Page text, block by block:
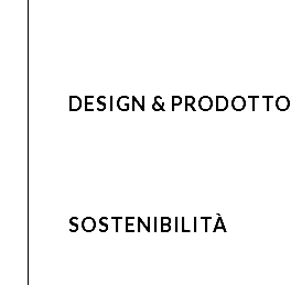
DESIGN & PRODOTTO
SOSTENIBILITÀ